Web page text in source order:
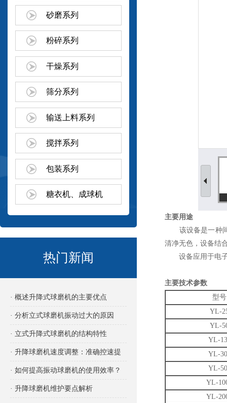
砂磨系列
粉碎系列
干燥系列
筛分系列
输送上料系列
搅拌系列
包装系列
糖衣机、成球机
热门新闻
· 概述升降式球磨机的主要优点
· 分析立式球磨机振动过大的原因
· 立式升降式球磨机的结构特性
· 升降球磨机速度调整：准确控速提
效的关键
· 如何提高振动球磨机的使用效率？
· 升降球磨机维护要点解析
主要用途
该设备是一种间
清净无色，设备结
设备应用于电子
主要技术参数
型号
YL-
YL-
YL-
YL-
YL-
YL-
YL-